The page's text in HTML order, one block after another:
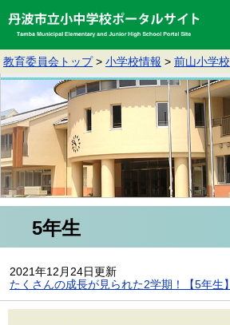
教育委員会トップ > 小学校情報 > 前山小学校
5年生
2021年12月24日更新
たくさんの成長が見られた2学期！【5年生】